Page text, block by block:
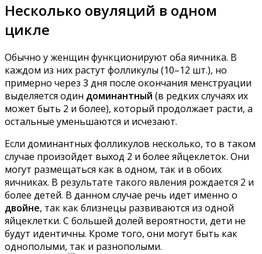
Несколько овуляций в одном
цикле
Обычно у женщин функционируют оба яичника. В
каждом из них растут фолликулы (10–12 шт.), но
примерно через 3 дня после окончания менструации
выделяется один доминантный (в редких случаях их
может быть 2 и более), который продолжает расти, а
остальные уменьшаются и исчезают.
Если доминантных фолликулов несколько, то в таком
случае произойдет выход 2 и более яйцеклеток. Они
могут размещаться как в одном, так и в обоих
яичниках. В результате такого явления рождается 2 и
более детей. В данном случае речь идет именно о
двойне, так как близнецы развиваются из одной
яйцеклетки. С большей долей вероятности, дети не
будут идентичны. Кроме того, они могут быть как
однополыми, так и разнополыми.